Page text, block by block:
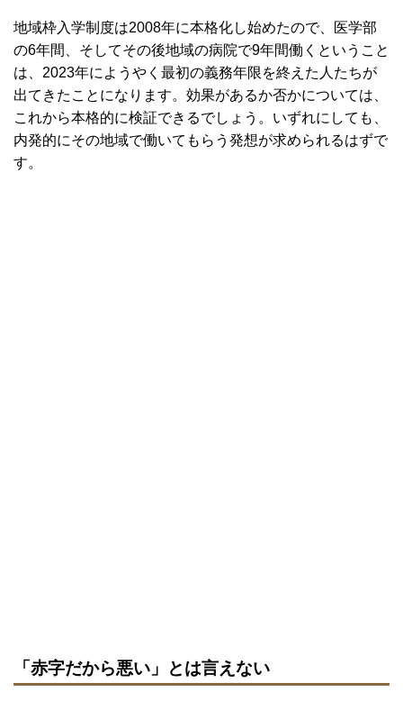
地域枠入学制度は2008年に本格化し始めたので、医学部
の6年間、そしてその後地域の病院で9年間働くということ
は、2023年にようやく最初の義務年限を終えた人たちが
出てきたことになります。効果があるか否かについては、
これから本格的に検証できるでしょう。いずれにしても、
内発的にその地域で働いてもらう発想が求められるはずで
す。
「赤字だから悪い」とは言えない